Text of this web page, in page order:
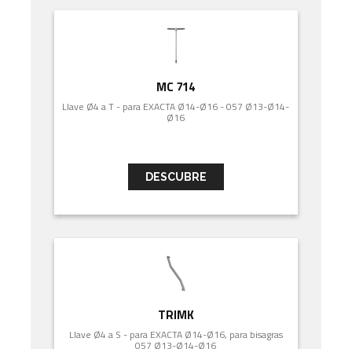
MC 714
Llave Ø4 a T - para EXACTA Ø14-Ø16 - 057 Ø13-Ø14-
Ø16
DESCUBRE
TRIMK
Llave Ø4 a S - para EXACTA Ø14-Ø16, para bisagras
057 Ø13-Ø14-Ø16